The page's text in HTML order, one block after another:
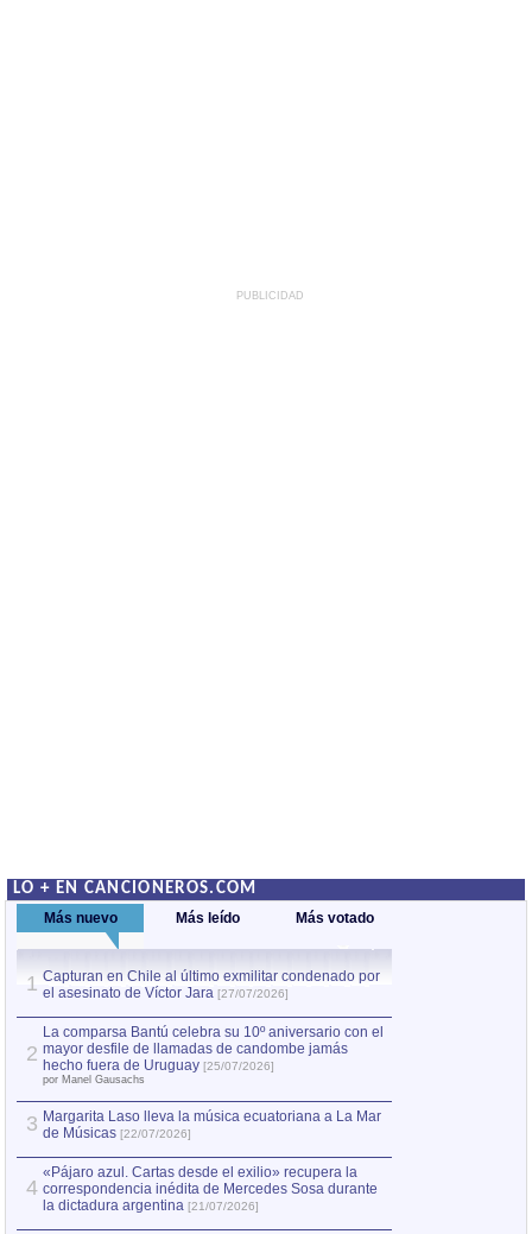
PUBLICIDAD
LO + EN CANCIONEROS.COM
Más nuevo Más leído Más votado
1 Capturan en Chile al último exmilitar condenado por
el asesinato de Víctor Jara [27/07/2026]
2
La comparsa Bantú celebra su 10º aniversario con el
mayor desfile de llamadas de candombe jamás
hecho fuera de Uruguay [25/07/2026]
por Manel Gausachs
3 Margarita Laso lleva la música ecuatoriana a La Mar
de Músicas [22/07/2026]
4
«Pájaro azul. Cartas desde el exilio» recupera la
correspondencia inédita de Mercedes Sosa durante
la dictadura argentina [21/07/2026]